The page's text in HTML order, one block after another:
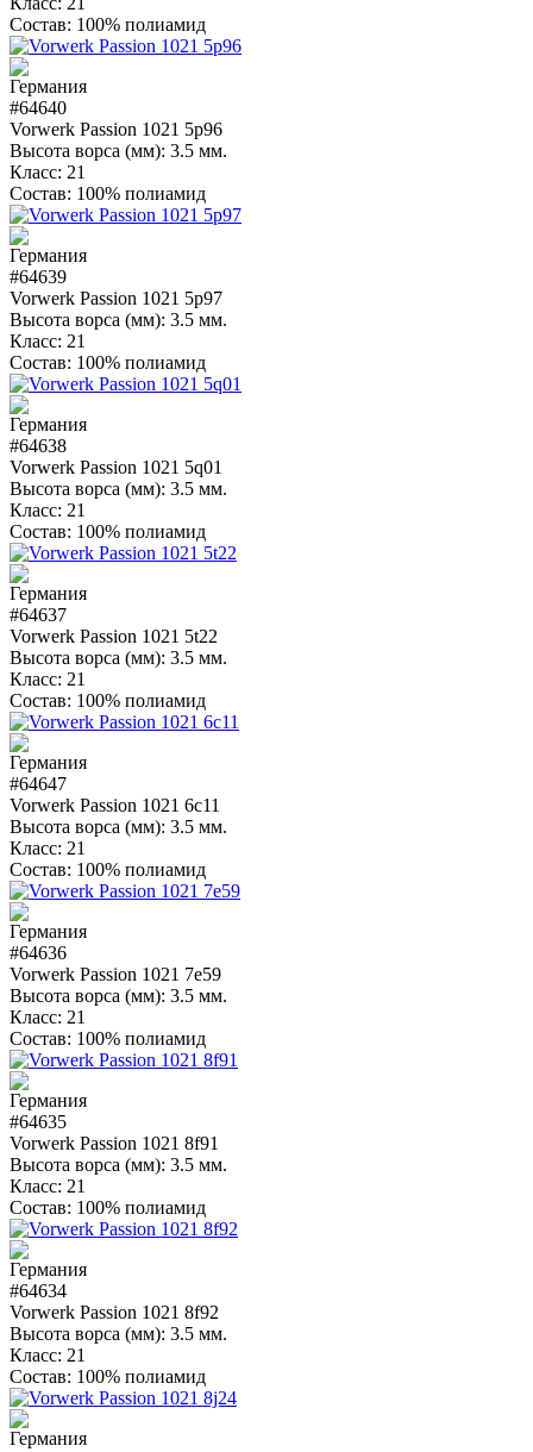
Состав: 100% полиамид
#64640
Vorwerk Passion 1021 5p96
Высота ворса (мм): 3.5 мм.
Класс: 21
Состав: 100% полиамид
#64639
Vorwerk Passion 1021 5p97
Высота ворса (мм): 3.5 мм.
Класс: 21
Состав: 100% полиамид
#64638
Vorwerk Passion 1021 5q01
Высота ворса (мм): 3.5 мм.
Класс: 21
Состав: 100% полиамид
#64637
Vorwerk Passion 1021 5t22
Высота ворса (мм): 3.5 мм.
Класс: 21
Состав: 100% полиамид
#64647
Vorwerk Passion 1021 6c11
Высота ворса (мм): 3.5 мм.
Класс: 21
Состав: 100% полиамид
#64636
Vorwerk Passion 1021 7e59
Высота ворса (мм): 3.5 мм.
Класс: 21
Состав: 100% полиамид
#64635
Vorwerk Passion 1021 8f91
Высота ворса (мм): 3.5 мм.
Класс: 21
Состав: 100% полиамид
#64634
Vorwerk Passion 1021 8f92
Высота ворса (мм): 3.5 мм.
Класс: 21
Состав: 100% полиамид